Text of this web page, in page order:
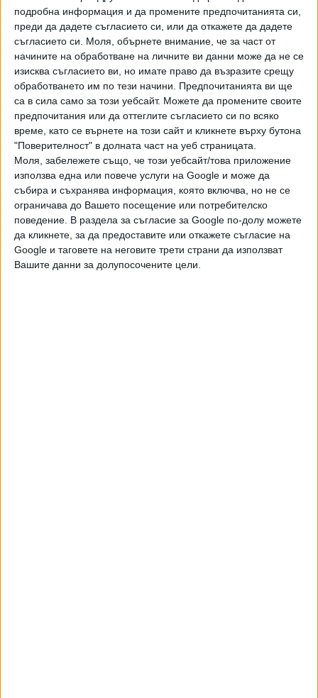
подробна информация и да промените предпочитанията си,
преди да дадете съгласието си, или да откажете да дадете
съгласието си.
Моля, обърнете внимание, че за част от
начините на обработване на личните ви данни може да не се
изисква съгласието ви, но имате право да възразите срещу
обработването им по тези начини. Предпочитанията ви ще
са в сила само за този уебсайт. Можете да промените своите
предпочитания или да оттеглите съгласието си по всяко
време, като се върнете на този сайт и кликнете върху бутона
"Поверителност" в долната част на уеб страницата.
Моля, забележете също, че този уебсайт/това приложение
използва една или повече услуги на Google и може да
събира и съхранява информация, която включва, но не се
ограничава до Вашето посещение или потребителско
поведение. В раздела за съгласие за Google по-долу можете
да кликнете, за да предоставите или откажете съгласие на
Google и таговете на неговите трети страни да използват
Вашите данни за долупосочените цели.
гръмотевици; повишава се и вероятността за локални
интензивни явления и градушки. Преобладаващите
максимални температури ще бъдат между 28° и 33°, в
отделни райони и по-високи.
В петък с усилване на вятъра от северозапад, а в
Източна България по-късно през деня – от североизток,
ще започне да нахлува хладен въздух. По линията на
преминаващия студен фронт се повишава вероятността
валежите и гръмотевичните бури да са много
интензивни, а количествата на валежите в източната
половина от Северна България и на места в Южна, да са
значителни, в отделни райони достигащи 80-100 mm.
Температурите ще се понижат значително и
максималните ще са между 20° и 25°. През нощта срещу
събота значителни по количество ще има все още